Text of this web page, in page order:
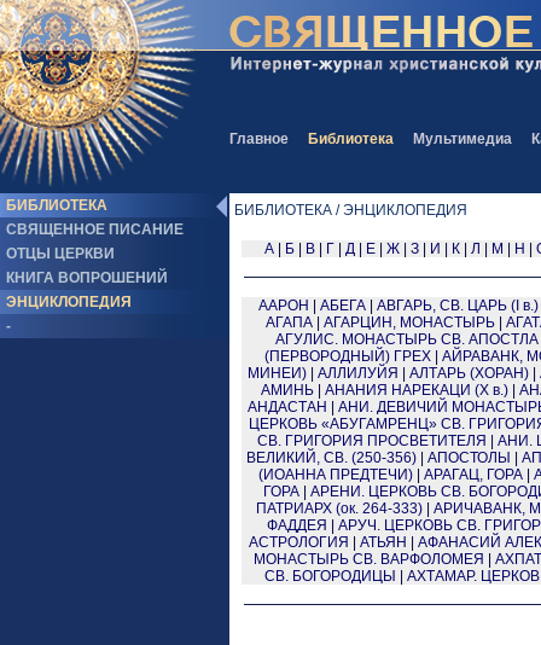
Главное Библиотека Мультимедиа
БИБЛИОТЕКА
СВЯЩЕННОЕ ПИСАНИЕ
ОТЦЫ ЦЕРКВИ
КНИГА ВОПРОШЕНИЙ
ЭНЦИКЛОПЕДИЯ
-
БИБЛИОТЕКА / ЭНЦИКЛОПЕДИЯ
А| Б| В| Г| Д| Е| Ж| З| И К| Л М Н
ААРОН АБЕГА| АВГАРЬ, СВ. ЦАРЬ (I в.)
АГАПА
АГАРЦИН, МОНАСТЫРЬ
АГУЛИС. МОНАСТЫРЬ СВ.
(ПЕРВОРОДНЫЙ) ГРЕХ
АЙРАВАНК,
МИНЕИ)
АЛЛИЛУЙЯ АЛТАРЬ (ХОРАН)
АМИНЬ| АНАНИЯ НАРЕКАЦИ (X в.)|
АНДАСТАН
АНИ. ДЕВИЧИЙ
ЦЕРКОВЬ «АБУГАМРЕНЦ» СВ.
СВ. ГРИГОРИЯ ПРОСВЕТИТЕЛЯ
АНИ.
ВЕЛИКИЙ, СВ. (250-356)
АПОСТОЛЫ
(ИОАННА ПРЕДТЕЧИ)
АРАГАЦ, ГОРА
ГОРА| АРЕНИ. ЦЕРКОВЬ СВ.
ПАТРИАРХ (ок. 264-333)
АРИЧАВАНК,
ФАДДЕЯ
АРУЧ. ЦЕРКОВЬ СВ.
АСТРОЛОГИЯ
АТЬЯН
АФАНАСИЙ
МОНАСТЫРЬ СВ. ВАРФОЛОМЕЯ
СВ. БОГОРОДИЦЫ
АХТАМАР.